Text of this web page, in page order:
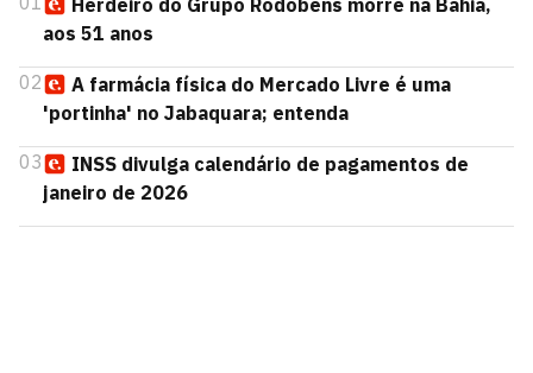
Herdeiro do Grupo Rodobens morre na Bahia,
aos 51 anos
02
A farmácia física do Mercado Livre é uma
'portinha' no Jabaquara; entenda
03
INSS divulga calendário de pagamentos de
janeiro de 2026